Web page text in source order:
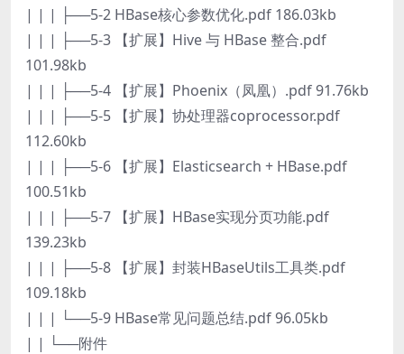
| | | ├──5-2 HBase核心参数优化.pdf 186.03kb
| | | ├──5-3 【扩展】Hive 与 HBase 整合.pdf
101.98kb
| | | ├──5-4 【扩展】Phoenix（凤凰）.pdf 91.76kb
| | | ├──5-5 【扩展】协处理器coprocessor.pdf
112.60kb
| | | ├──5-6 【扩展】Elasticsearch + HBase.pdf
100.51kb
| | | ├──5-7 【扩展】HBase实现分页功能.pdf
139.23kb
| | | ├──5-8 【扩展】封装HBaseUtils工具类.pdf
109.18kb
| | | └──5-9 HBase常见问题总结.pdf 96.05kb
| | └──附件